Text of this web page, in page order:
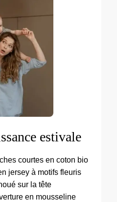
estivale
courtes en coton bio
jersey à motifs fleuris
sur la tête
en mousseline